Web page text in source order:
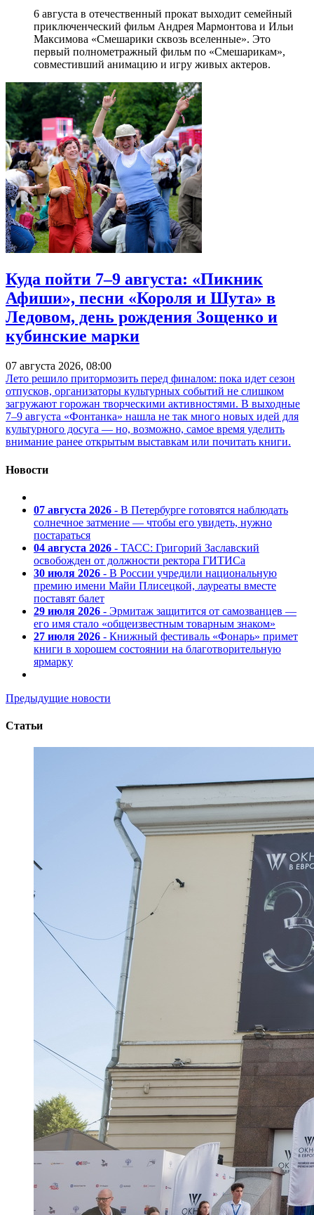
6 августа в отечественный прокат выходит семейный
приключенческий фильм Андрея Мармонтова и Ильи
Максимова «Смешарики сквозь вселенные». Это
первый полнометражный фильм по «Смешарикам»,
совместивший анимацию и игру живых актеров.
Куда пойти 7–9 августа: «Пикник
Афиши», песни «Короля и Шута» в
Ледовом, день рождения Зощенко и
кубинские марки
07 августа 2026, 08:00
Лето решило притормозить перед финалом: пока идет сезон
отпусков, организаторы культурных событий не слишком
загружают горожан творческими активностями. В выходные
7–9 августа «Фонтанка» нашла не так много новых идей для
культурного досуга — но, возможно, самое время уделить
внимание ранее открытым выставкам или почитать книги.
Новости
07 августа 2026 - В Петербурге готовятся наблюдать
солнечное затмение — чтобы его увидеть, нужно
постараться
04 августа 2026 - ТАСС: Григорий Заславский
освобожден от должности ректора ГИТИСа
30 июля 2026 - В России учредили национальную
премию имени Майи Плисецкой, лауреаты вместе
поставят балет
29 июля 2026 - Эрмитаж защитится от самозванцев —
его имя стало «общеизвестным товарным знаком»
27 июля 2026 - Книжный фестиваль «Фонарь» примет
книги в хорошем состоянии на благотворительную
ярмарку
Предыдущие новости
Статьи